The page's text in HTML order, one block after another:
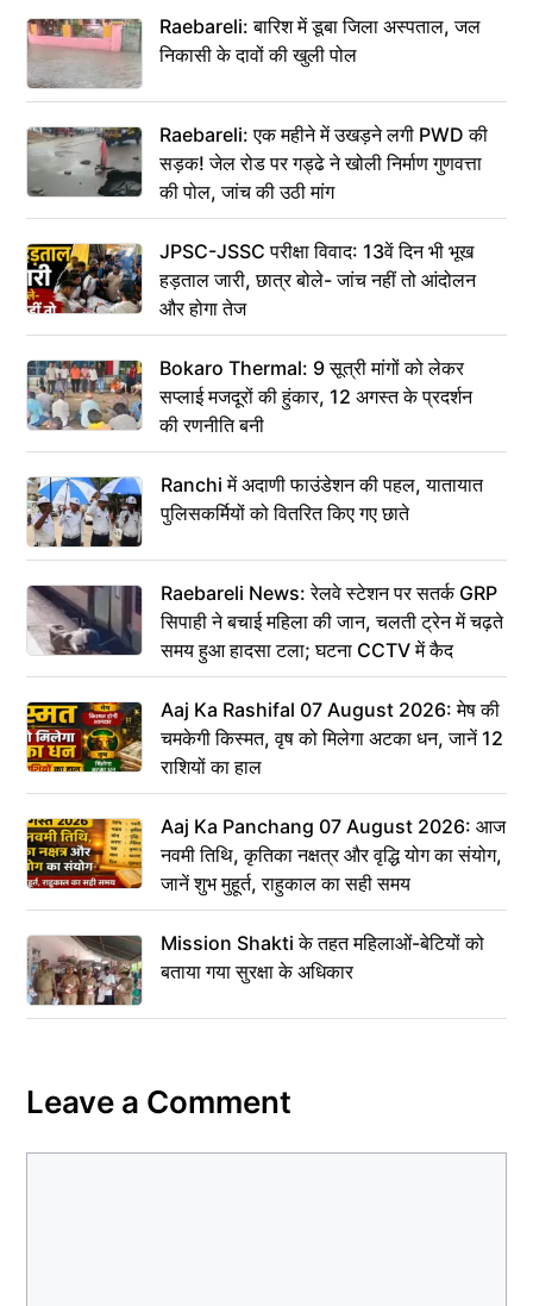
Raebareli: बारिश में डूबा जिला अस्पताल, जल
निकासी के दावों की खुली पोल
Raebareli: एक महीने में उखड़ने लगी PWD की
सड़क! जेल रोड पर गड्ढे ने खोली निर्माण गुणवत्ता
की पोल, जांच की उठी मांग
JPSC-JSSC परीक्षा विवाद: 13वें दिन भी भूख
हड़ताल जारी, छात्र बोले- जांच नहीं तो आंदोलन
और होगा तेज
Bokaro Thermal: 9 सूत्री मांगों को लेकर
सप्लाई मजदूरों की हुंकार, 12 अगस्त के प्रदर्शन
की रणनीति बनी
Ranchi में अदाणी फाउंडेशन की पहल, यातायात
पुलिसकर्मियों को वितरित किए गए छाते
Raebareli News: रेलवे स्टेशन पर सतर्क GRP
सिपाही ने बचाई महिला की जान, चलती ट्रेन में चढ़ते
समय हुआ हादसा टला; घटना CCTV में कैद
Aaj Ka Rashifal 07 August 2026: मेष की
चमकेगी किस्मत, वृष को मिलेगा अटका धन, जानें 12
राशियों का हाल
Aaj Ka Panchang 07 August 2026: आज
नवमी तिथि, कृतिका नक्षत्र और वृद्धि योग का संयोग,
जानें शुभ मुहूर्त, राहुकाल का सही समय
Mission Shakti के तहत महिलाओं-बेटियों को
बताया गया सुरक्षा के अधिकार
Leave a Comment